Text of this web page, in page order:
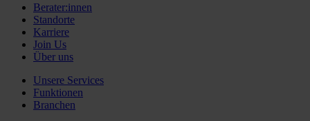
Berater:innen
Standorte
Karriere
Join Us
Über uns
Unsere Services
Funktionen
Branchen